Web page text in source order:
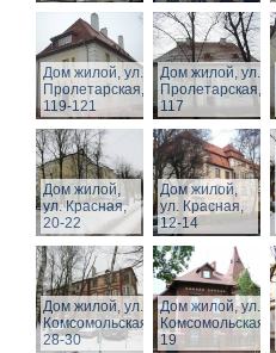
Дом жилой, ул.
Пролетарская,
119-121
Дом жилой, ул.
Пролетарская,
117
Дом жилой,
ул. Красная,
20-22
Дом жилой,
ул. Красная,
12-14
Дом жилой, ул.
Комсомольская,
28-30
Дом жилой, ул.
Комсомольская,
19